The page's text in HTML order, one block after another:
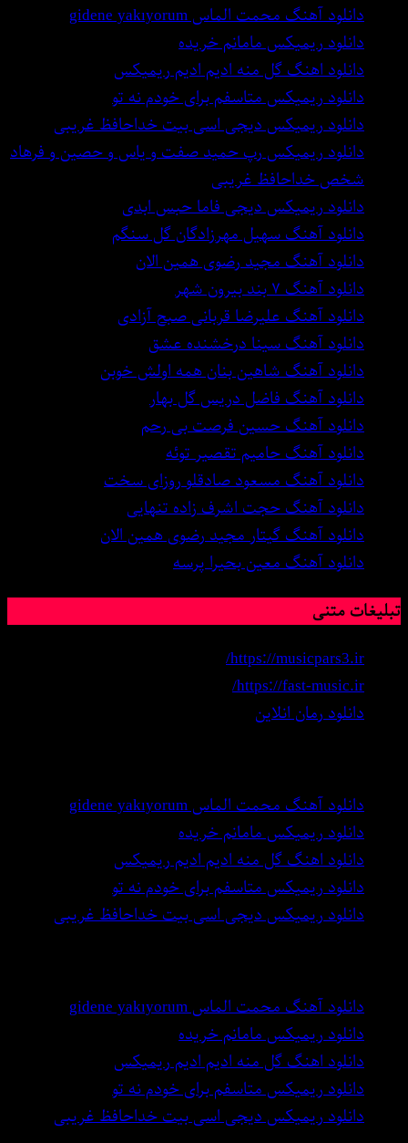
دانلود آهنگ محمت الماس gidene yakıyorum
دانلود ریمیکس مامانم خریده
دانلود اهنگ گل منه ادیم ادیم ریمیکس
دانلود ریمیکس متاسفم برای خودم نه تو
دانلود ریمیکس دیجی اسی بیت خداحافظ غریبی
دانلود ریمیکس رپ حمید صفت و یاس و حصین و فرهاد
شخص خداحافظ غریبی
دانلود ریمیکس دیجی فاما حبس ابدی
دانلود آهنگ سهیل مهرزادگان گل سنگم
دانلود آهنگ مجید رضوی همین الان
دانلود آهنگ ۷ بند بیرون شهر
دانلود آهنگ علیرضا قربانی صبح آزادی
دانلود آهنگ سینا درخشنده عشق
دانلود آهنگ شاهین بنان همه اولش خوبن
دانلود آهنگ فاضل دریس گل بهار
دانلود آهنگ حسین فرصت بی رحم
دانلود آهنگ حامیم تقصیر توئه
دانلود آهنگ مسعود صادقلو روزای سخت
دانلود آهنگ حجت اشرف زاده تنهایی
دانلود آهنگ گیتار مجید رضوی همین الان
دانلود آهنگ معین بحیرا پرسه
تبلیغات متنی
https://musicpars3.ir/
https://fast-music.ir/
دانلود رمان انلاین
دانلود آهنگ محمت الماس gidene yakıyorum
دانلود ریمیکس مامانم خریده
دانلود اهنگ گل منه ادیم ادیم ریمیکس
دانلود ریمیکس متاسفم برای خودم نه تو
دانلود ریمیکس دیجی اسی بیت خداحافظ غریبی
دانلود آهنگ محمت الماس gidene yakıyorum
دانلود ریمیکس مامانم خریده
دانلود اهنگ گل منه ادیم ادیم ریمیکس
دانلود ریمیکس متاسفم برای خودم نه تو
دانلود ریمیکس دیجی اسی بیت خداحافظ غریبی